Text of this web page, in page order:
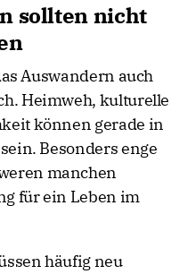
sollten nicht
Auswandern auch
Heimweh, kulturelle
können gerade in
Besonders enge
manchen
für ein Leben im
häufig neu